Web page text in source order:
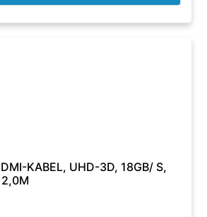
KABEL, UHD-3D, 18GB/ S,